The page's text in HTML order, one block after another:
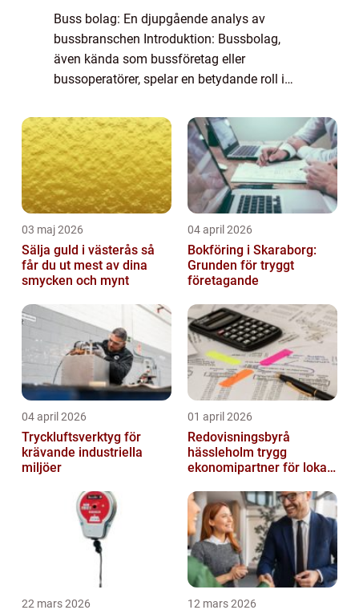
Buss bolag: En djupgående analys av
bussbranschen Introduktion: Bussbolag,
även kända som bussföretag eller
bussoperatörer, spelar en betydande roll i
olika typer av bussresor och tjänster till
allmänheten. ...
03 maj 2026
Sälja guld i västerås så
får du ut mest av dina
smycken och mynt
04 april 2026
Bokföring i Skaraborg:
Grunden för tryggt
företagande
04 april 2026
Tryckluftsverktyg för
krävande industriella
miljöer
01 april 2026
Redovisningsbyrå
hässleholm trygg
ekonomipartner för lokala
22 mars 2026 12 mars 2026